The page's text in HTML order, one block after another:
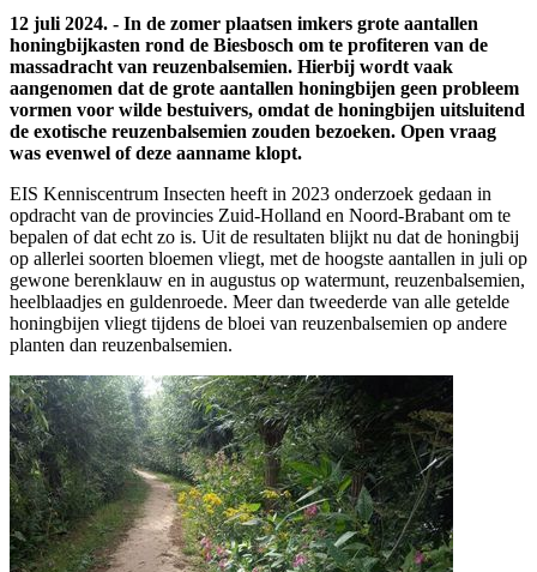
12 juli 2024. - In de zomer plaatsen imkers grote aantallen
honingbijkasten rond de Biesbosch om te profiteren van de
massadracht van reuzenbalsemien. Hierbij wordt vaak
aangenomen dat de grote aantallen honingbijen geen probleem
vormen voor wilde bestuivers, omdat de honingbijen uitsluitend
de exotische reuzenbalsemien zouden bezoeken. Open vraag
was evenwel of deze aanname klopt.
EIS Kenniscentrum Insecten heeft in 2023 onderzoek gedaan in
opdracht van de provincies Zuid-Holland en Noord-Brabant om te
bepalen of dat echt zo is. Uit de resultaten blijkt nu dat de honingbij
op allerlei soorten bloemen vliegt, met de hoogste aantallen in juli op
gewone berenklauw en in augustus op watermunt, reuzenbalsemien,
heelblaadjes en guldenroede. Meer dan tweederde van alle getelde
honingbijen vliegt tijdens de bloei van reuzenbalsemien op andere
planten dan reuzenbalsemien.